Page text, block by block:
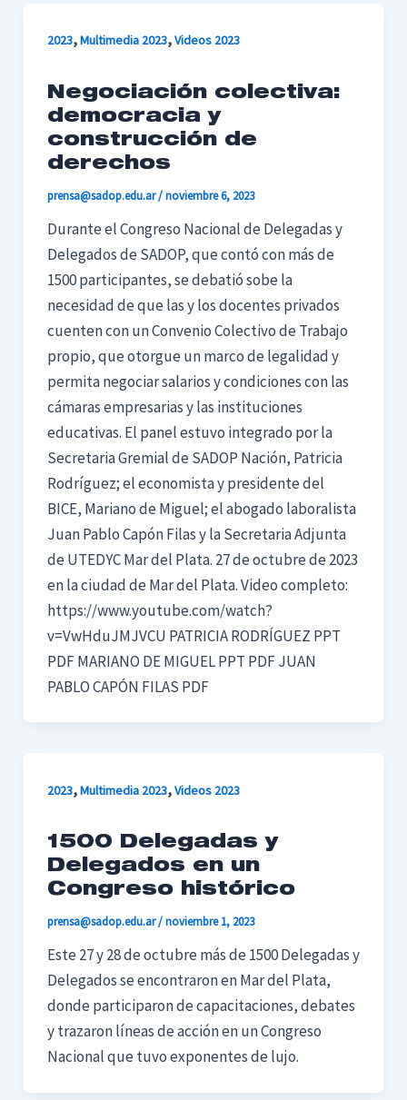
2023,Multimedia 2023,Videos 2023
Negociación colectiva:
democracia y
construcción de
derechos
prensa@sadop.edu.ar/noviembre 6, 2023
Durante el Congreso Nacional de Delegadas y
Delegados de SADOP, que contó con más de
1500 participantes, se debatió sobe la
necesidad de que las y los docentes privados
cuenten con un Convenio Colectivo de Trabajo
propio, que otorgue un marco de legalidad y
permita negociar salarios y condiciones con las
cámaras empresarias y las instituciones
educativas. El panel estuvo integrado por la
Secretaria Gremial de SADOP Nación, Patricia
Rodríguez; el economista y presidente del
BICE, Mariano de Miguel; el abogado laboralista
Juan Pablo Capón Filas y la Secretaria Adjunta
de UTEDYC Mar del Plata. 27 de octubre de 2023
en la ciudad de Mar del Plata. Video completo:
https://www.youtube.com/watch?
v=VwHduJMJVCU PATRICIA RODRÍGUEZ PPT
PDF MARIANO DE MIGUEL PPT PDF JUAN
PABLO CAPÓN FILAS PDF
2023,Multimedia 2023,Videos 2023
1500 Delegadas y
Delegados en un
Congreso histórico
prensa@sadop.edu.ar/noviembre 1, 2023
Este 27 y 28 de octubre más de 1500 Delegadas y
Delegados se encontraron en Mar del Plata,
donde participaron de capacitaciones, debates
y trazaron líneas de acción en un Congreso
Nacional que tuvo exponentes de lujo.